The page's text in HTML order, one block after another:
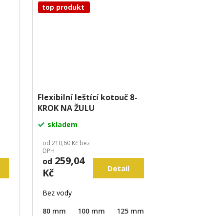
top produkt
Flexibilní leštící kotouč 8-
KROK NA ŽULU
skladem
od 210,60 Kč bez
DPH
od 259,04
Kč
Detail
Bez vody
80 mm
100 mm 125 mm